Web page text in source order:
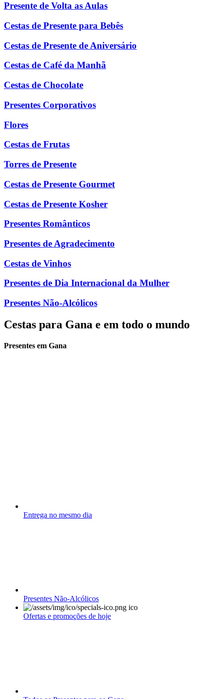
Presente de Volta as Aulas
Cestas de Presente para Bebês
Cestas de Presente de Aniversário
Cestas de Café da Manhã
Cestas de Chocolate
Presentes Corporativos
Flores
Cestas de Frutas
Torres de Presente
Cestas de Presente Gourmet
Cestas de Presente Kosher
Presentes Românticos
Presentes de Agradecimento
Cestas de Vinhos
Presentes de Dia Internacional da Mulher
Presentes Não-Alcólicos
Cestas para Gana e em todo o mundo
Presentes em Gana
Entrega no mesmo dia
Presentes Não-Alcólicos
Ofertas e promoções de hoje